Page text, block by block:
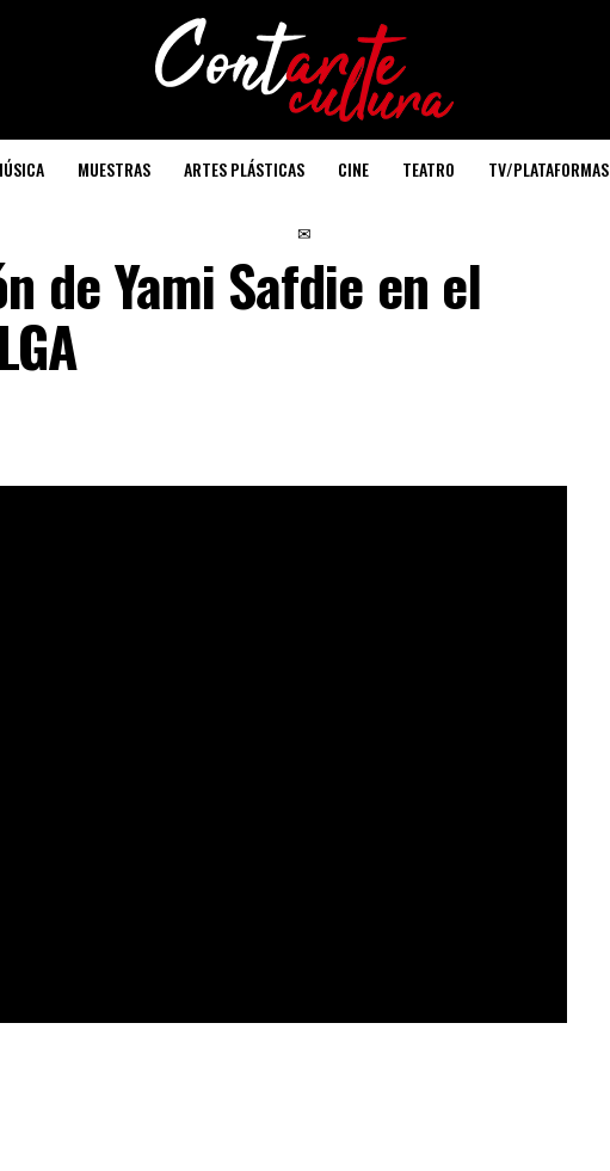
MUESTRAS ARTES PLÁSTICAS CINE TEATRO TV/PLATAFORMAS
✉
de Yami Safdie en el